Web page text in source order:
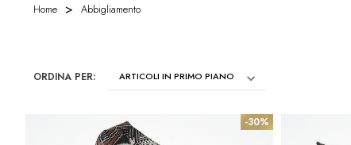
Home Abbigliamento
ORDINA PER:
-30%